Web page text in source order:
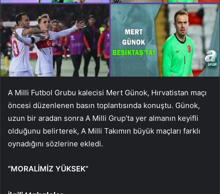
A Milli Futbol Grubu kalecisi Mert Günok, Hırvatistan maçı
öncesi düzenlenen basın toplantısında konuştu. Günok,
uzun bir aradan sonra A Milli Grup’ta yer almanın keyifli
olduğunu belirterek, A Milli Takımın büyük maçları farklı
oynadığını sözlerine ekledi.
“MORALİMİZ YÜKSEK”